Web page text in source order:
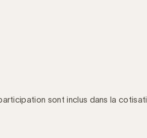
sont inclus dans la